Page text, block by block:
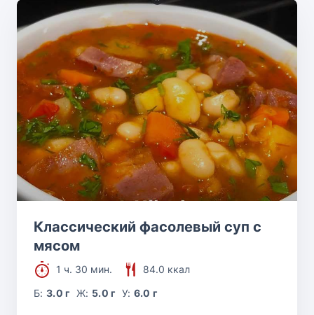
Классический фасолевый суп с
мясом
1 ч. 30 мин.
84.0 ккал
Б:3.0 г Ж: 5.0 г У: 6.0 г